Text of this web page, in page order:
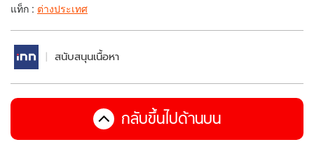
แท็ก : ต่างประเทศ
สนับสนุนเนื้อหา
กลับขึ้นไปด้านบน